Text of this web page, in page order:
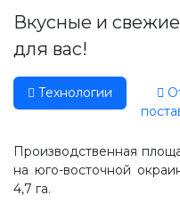
Вкусные и
для вас!
Технологии
Производственная
на юго-восточной
4,7 га.